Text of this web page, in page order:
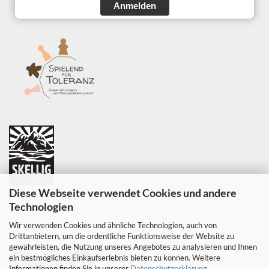
Diese Webseite verwendet Cookies und andere
Technologien
Wir verwenden Cookies und ähnliche Technologien, auch von
Drittanbietern, um die ordentliche Funktionsweise der Website zu
gewährleisten, die Nutzung unseres Angebotes zu analysieren und Ihnen
ein bestmögliches Einkaufserlebnis bieten zu können. Weitere
Anmelden
SKELLIG GAMES GmbH
Parkweg 6, 35452 Heuchelheim
E-Mail:info@skellig-games.de